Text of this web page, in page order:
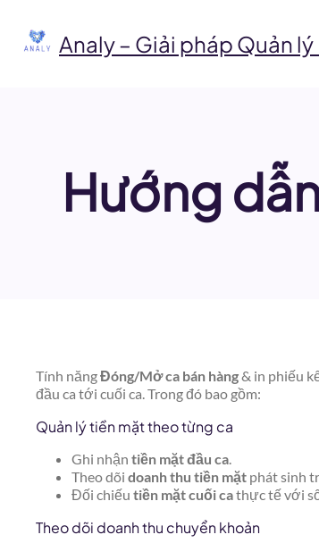
phần
Analy – Giải pháp Quản
Hướng
Tính năngĐóng/Mở ca bán hàng& in phiếu
đầu ca tới cuối ca. Trong đó bao gồm:
Quản lý tiền mặt theo từng ca
Ghi nhận tiền mặt đầu ca.
Theo dõi doanh thu tiền mặt phát sinh
Đối chiếu tiền mặt cuối cathực tế với
Theo dõi doanh thu chuyển khoản